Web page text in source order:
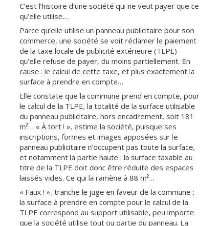
C’est l’histoire d’une société qui ne veut payer que ce
qu’elle utilise…
Parce qu’elle utilise un panneau publicitaire pour son
commerce, une société se voit réclamer le paiement
de la taxe locale de publicité extérieure (TLPE)
qu’elle refuse de payer, du moins partiellement. En
cause : le calcul de cette taxe, et plus exactement la
surface à prendre en compte…
Elle constate que la commune prend en compte, pour
le calcul de la TLPE, la totalité de la surface utilisable
du panneau publicitaire, hors encadrement, soit 181
m²… « À tort ! », estime la société, puisque ses
inscriptions, formes et images apposées sur le
panneau publicitaire n’occupent pas toute la surface,
et notamment la partie haute : la surface taxable au
titre de la TLPE doit donc être réduite des espaces
laissés vides. Ce qui la ramène à 88 m²…
« Faux ! », tranche le juge en faveur de la commune :
la surface à prendre en compte pour le calcul de la
TLPE correspond au support utilisable, peu importe
que la société utilise tout ou partie du panneau. La